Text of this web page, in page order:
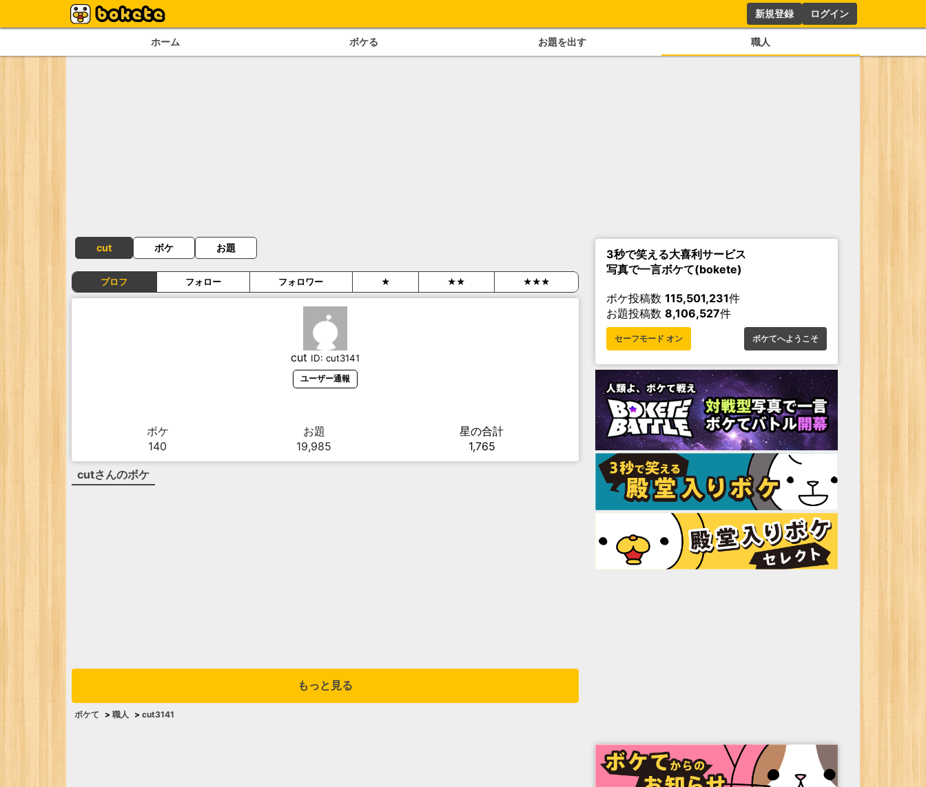
新規登録 ログイン
ホーム ボケる お題を出す 職人
cut ボケ お題
プロフ フォロー フォロワー ★ ★★ ★★★
cut ID: cut3141
ユーザー通報
ボケ
140
お題
19,985
星の合計
1,765
cutさんのボケ
もっと見る
ボケて > 職人 > cut3141
3秒で笑える大喜利サービス
写真で一言ボケて(bokete)
ボケ投稿数 115,501,231件
お題投稿数 8,106,527件
セーフモード オン ボケてへようこそ